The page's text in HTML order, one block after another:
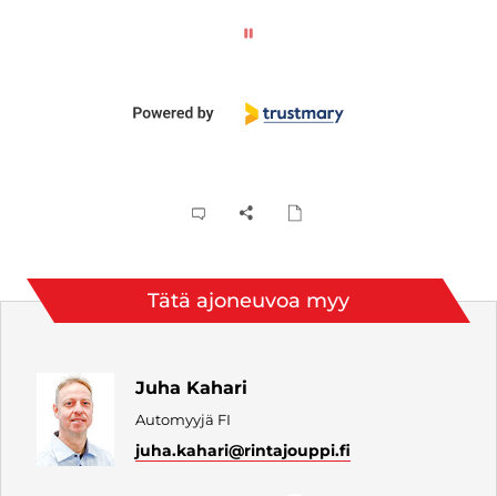
Tätä ajoneuvoa myy
Juha Kahari
Automyyjä FI
juha.kahari@rintajouppi.fi